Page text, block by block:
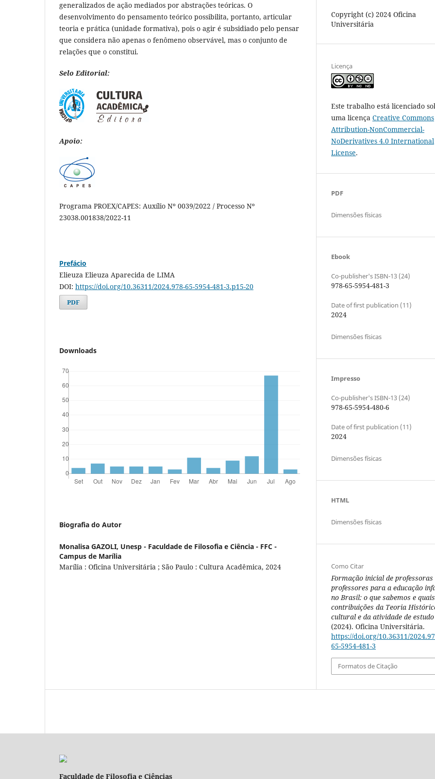
generalizados de ação mediados por abstrações teóricas. O
desenvolvimento do pensamento teórico possibilita, portanto, articular
teoria e prática (unidade formativa), pois o agir é subsidiado pelo pensar
que considera não apenas o fenômeno observável, mas o conjunto de
relações que o constitui.
Selo Editorial:
Apoio:
Programa PROEX/CAPES: Auxílio Nº 0039/2022 / Processo Nº
23038.001838/2022-11
Prefácio
Elieuza Elieuza Aparecida de LIMA
DOI: https://doi.org/10.36311/2024.978-65-5954-481-3.p15-20
PDF
Downloads
Biografia do Autor
Monalisa GAZOLI, Unesp - Faculdade de Filosofia e Ciência - FFC -
Campus de Marília
Marília : Oficina Universitária ; São Paulo : Cultura Acadêmica, 2024
Copyright (c) 2024 Oficina
Universitária
Licença
Este trabalho está licenciado
uma licença Creative Commons
Attribution-NonCommercial-
NoDerivatives 4.0 International
License.
PDF
Dimensões físicas
Ebook
Co-publisher's ISBN-13 (24)
978-65-5954-481-3
Date of first publication (11)
2024
Dimensões físicas
Impresso
Co-publisher's ISBN-13 (24)
978-65-5954-480-6
Date of first publication (11)
2024
Dimensões físicas
HTML
Dimensões físicas
Como Citar
Formação inicial de professoras
professores para a educação
no Brasil: o que sabemos e
contribuições da Teoria
cultural e da atividade de
(2024). Oficina Universitária.
https://doi.org/10.36311/
65-5954-481-3
Formatos de Citação
Faculdade de Filosofia e Ciências